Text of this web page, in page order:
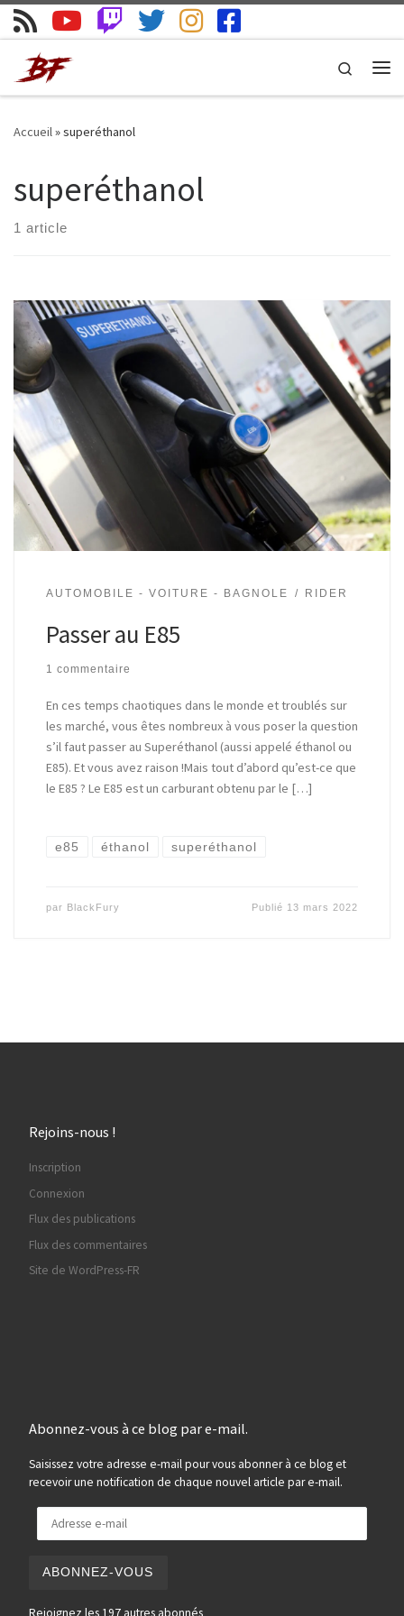
Skip to content
Search
Accueil»superéthanol
superéthanol
1 article
AUTOMOBILE - VOITURE - BAGNOLE RIDER
Passer au E85
1 commentaire
En ces temps chaotiques dans le monde et troublés sur
les marché, vous êtes nombreux à vous poser la question
s’il faut passer au Superéthanol (aussi appelé éthanol ou
E85). Et vous avez raison !Mais tout d’abord qu’est-ce que
le E85 ? Le E85 est un carburant obtenu par le […]
e85 éthanol superéthanol
par BlackFury Publié 13 mars 2022
Rejoins-nous !
Inscription
Connexion
Flux des publications
Flux des commentaires
Site de WordPress-FR
Abonnez-vous à ce blog par e-mail.
Saisissez votre adresse e-mail pour vous abonner à ce blog et
recevoir une notification de chaque nouvel article par e-mail.
ABONNEZ-VOUS
Rejoignez les 197 autres abonnés